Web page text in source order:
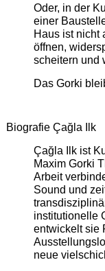
Oder, in der
einer
Haus ist nicht
öffnen,
scheitern und
Das Gorki
Biografie Çağla Ilk
Çağla Ilk ist
Maxim Gorki
Arbeit
Sound und
institutionelle
entwickelt sie
neue